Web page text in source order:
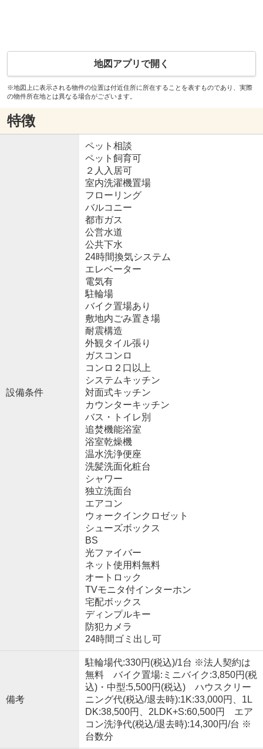
地図アプリで開く
※地図上に表示される物件の位置は付近住所に所在することを表すものであり、実際
の物件所在地とは異なる場合がございます。
特徴
設備条件
ペット相談
ペット飼育可
２人入居可
室内洗濯機置場
フローリング
バルコニー
都市ガス
公営水道
公共下水
24時間換気システム
エレベーター
電気有
駐輪場
バイク置場あり
敷地内ごみ置き場
耐震構造
外観タイル張り
ガスコンロ
コンロ２口以上
システムキッチン
対面式キッチン
カウンターキッチン
バス・トイレ別
追焚機能浴室
浴室乾燥機
温水洗浄便座
洗髪洗面化粧台
シャワー
独立洗面台
エアコン
ウォークインクロゼット
シューズボックス
BS
光ファイバー
ネット使用料無料
オートロック
TVモニタ付インターホン
宅配ボックス
ディンプルキー
防犯カメラ
24時間ゴミ出し可
備考
駐輪場代:330円(税込)/1台 ※法人契約は
無料 バイク置場:ミニバイク:3,850円(税
込)・中型:5,500円(税込) ハウスクリー
ニング代(税込/退去時):1K:33,000円、1L
DK:38,500円、2LDK+S:60,500円 エア
コン洗浄代(税込/退去時):14,300円/台 ※
台数分